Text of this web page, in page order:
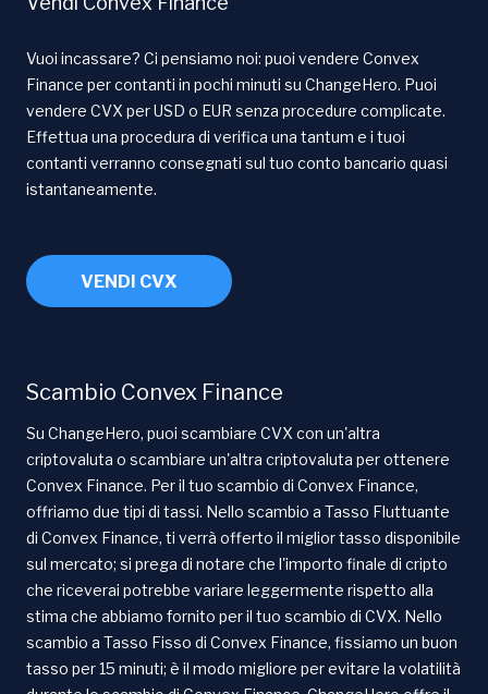
Vuoi incassare? Ci pensiamo noi: puoi vendere Convex
Finance per contanti in pochi minuti su ChangeHero. Puoi
vendere CVX per USD o EUR senza procedure complicate.
Effettua una procedura di verifica una tantum e i tuoi
contanti verranno consegnati sul tuo conto bancario quasi
istantaneamente.
VENDI CVX
Scambio Convex Finance
Su ChangeHero, puoi scambiare CVX con un'altra
criptovaluta o scambiare un'altra criptovaluta per ottenere
Convex Finance. Per il tuo scambio di Convex Finance,
offriamo due tipi di tassi. Nello scambio a Tasso Fluttuante
di Convex Finance, ti verrà offerto il miglior tasso disponibile
sul mercato; si prega di notare che l'importo finale di cripto
che riceverai potrebbe variare leggermente rispetto alla
stima che abbiamo fornito per il tuo scambio di CVX. Nello
scambio a Tasso Fisso di Convex Finance, fissiamo un buon
tasso per 15 minuti; è il modo migliore per evitare la volatilità